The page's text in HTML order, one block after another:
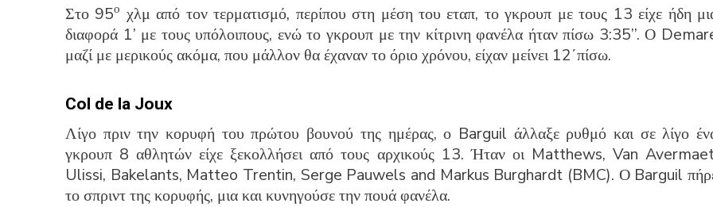
Στο 95ο χλμ από τον τερματισμό, περίπου στη μέση του εταπ, το γκρουπ με τους 13 είχε ήδη
διαφορά 1’ με τους υπόλοιπους, ενώ το γκρουπ με την κίτρινη φανέλα ήταν πίσω 3:35’’. Ο
μαζί με μερικούς ακόμα, που μάλλον θα έχαναν το όριο χρόνου, είχαν μείνει 12΄πίσω.
Col de la Joux
Λίγο πριν την κορυφή του πρώτου βουνού της ημέρας, ο Barguil άλλαξε ρυθμό και σε λίγο
γκρουπ 8 αθλητών είχε ξεκολλήσει από τους αρχικούς 13. Ήταν οι Matthews, Van
Ulissi, Bakelants, Matteo Trentin, Serge Pauwels and Markus Burghardt (BMC). Ο Barguil
το σπριντ της κορυφής, μια και κυνηγούσε την πουά φανέλα.